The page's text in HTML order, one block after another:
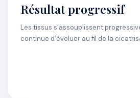
Résultat progressif
Les tissus s’assouplissent
continue d’évoluer au fil de la